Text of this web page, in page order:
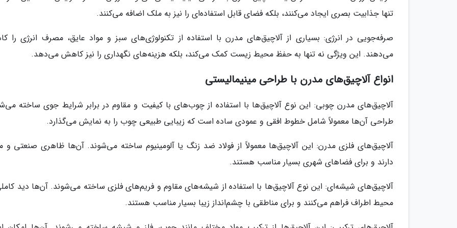
تنها جذابیت بصری ایجاد می‌کنند، بلکه فضای قابل استفاده‌ای را نیز به ملک اضافه می‌کنند.
صرفه‌جویی در انرژی: بسیاری از آلاچیق‌های مدرن با استفاده از تکنولوژی‌های سبز و مواد عایق، مصرف انرژی را
می‌دهند. این ویژگی نه تنها به حفظ محیط زیست کمک می‌کند، بلکه هزینه‌های نگهداری را نیز کاهش می‌دهد.
انواع آلاچیق‌های مدرن با طراحی مینیمالیستی
آلاچیق‌های مدرن چوبی: این نوع آلاچیق‌ها با استفاده از چوب‌های با کیفیت و مقاوم در برابر شرایط جوی ساخته
طراحی آن‌ها معمولاً شامل خطوط افقی و عمودی ساده است که زیبایی طبیعی چوب را به نمایش می‌گذارد.
آلاچیق‌های فلزی مدرن: این آلاچیق‌ها معمولاً از فولاد ضد زنگ یا آلومینیوم ساخته می‌شوند. آن‌ها ظاهری صنعتی و
دارند و برای فضاهای شهری بسیار مناسب هستند.
آلاچیق‌های شیشه‌ای: این نوع آلاچیق‌ها با استفاده از شیشه‌های مقاوم و فریم‌های فلزی ساخته می‌شوند. آن‌ها دید
محیط اطراف فراهم می‌کنند و برای مناطقی با چشم‌انداز زیبا بسیار مناسب هستند.